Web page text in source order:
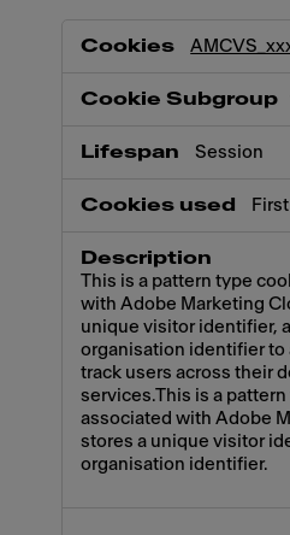
Session
This is a pattern type
with Adobe Marketing
unique visitor identifier,
organisation identifier to
track users across their
services.This is a
associated with Adobe
stores a unique visitor
organisation identifier.